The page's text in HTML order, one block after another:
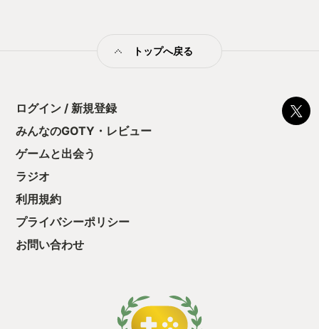
刀は、敵弾消し効果あり、適宜使う事で弾幕を消していける性
るから、攻略の幅は広めだと思います。 このゲームの凄い所
さで、レイフォースや蒼穹紅蓮隊のオマージュ感がとても強く
99年頃の流行していたSTGの空気を感じられつつ、 STGとして
の避ける，撃つという基本部分もしっかり作られており 多彩な
敵攻撃をパターン化しつつ攻略していく醍醐味は今でも十分通
その後も遊び続けています。 最近はSTEAM版がお手軽に購入
て、皆さまにお勧めできる状態になったと言えます。 過去の同
人ゲームの名作が、今やSTEAMなどでインディーゲームとして
売られている。知る人ぞ知るという作品が、広く遊ばれるよう
ゲームとして発売された時、その演出やゲーム性にSTG界隈が
盛り上がり、そして模倣ゲームが多数つくられ、そして消えて
いきました。 神威も、最初はそんな作品の一つかと思ったので
トップへ戻る
ログイン / 新規登録
みんなのGOTY・レビュー
ゲームと出会う
ラジオ
利用規約
プライバシーポリシー
お問い合わせ